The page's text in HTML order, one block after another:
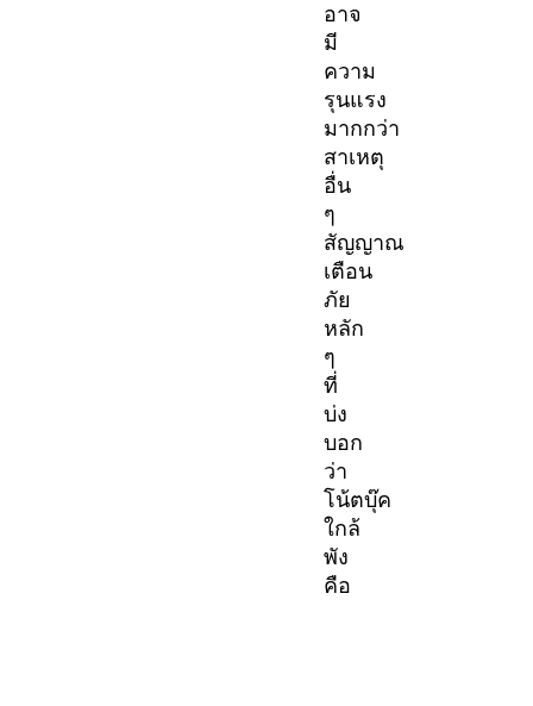
อาจ
มี
ความ
รุนแรง
มากกว่า
สาเหตุ
อื่น
ๆ
สัญญาณ
เตือน
ภัย
หลัก
ๆ
ที่
บ่ง
บอก
ว่า
โน้ตบุ๊ค
ใกล้
พัง
คือ